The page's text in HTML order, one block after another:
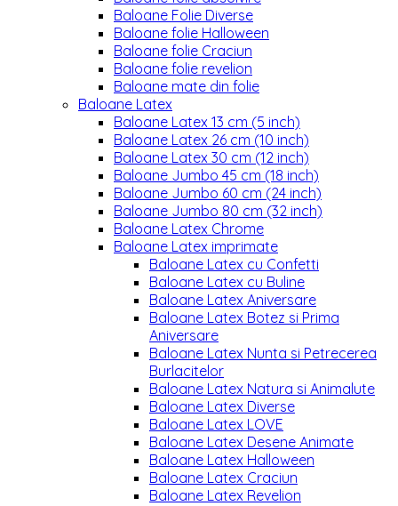
Baloane Folie Diverse
Baloane folie Halloween
Baloane folie Craciun
Baloane folie revelion
Baloane mate din folie
Baloane Latex
Baloane Latex 13 cm (5 inch)
Baloane Latex 26 cm (10 inch)
Baloane Latex 30 cm (12 inch)
Baloane Jumbo 45 cm (18 inch)
Baloane Jumbo 60 cm (24 inch)
Baloane Jumbo 80 cm (32 inch)
Baloane Latex Chrome
Baloane Latex imprimate
Baloane Latex cu Confetti
Baloane Latex cu Buline
Baloane Latex Aniversare
Baloane Latex Botez si Prima
Aniversare
Baloane Latex Nunta si Petrecerea
Burlacitelor
Baloane Latex Natura si Animalute
Baloane Latex Diverse
Baloane Latex LOVE
Baloane Latex Desene Animate
Baloane Latex Halloween
Baloane Latex Craciun
Baloane Latex Revelion